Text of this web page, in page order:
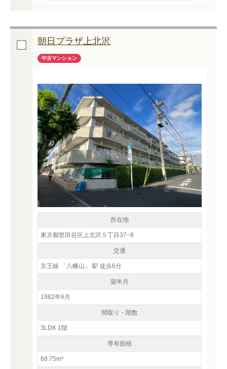
朝日プラザ上北沢
中古マンション
所在地
東京都世田谷区上北沢５丁目37−8
交通
京王線 「八幡山」 駅 徒歩6分
築年月
1982年6月
間取り・階数
3LDK 1階
専有面積
68.75m²